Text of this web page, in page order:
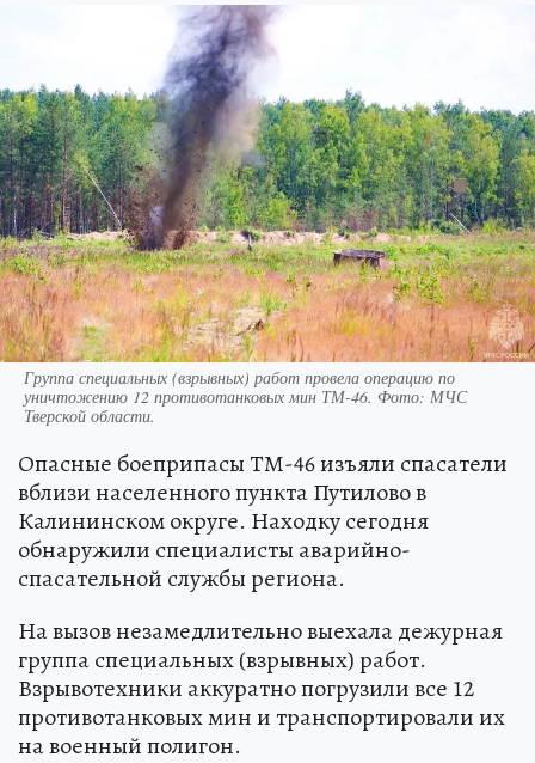
Группа специальных (взрывных) работ провела операцию по
уничтожению 12 противотанковых мин ТМ-46. Фото: МЧС
Тверской области.
Опасные боеприпасы ТМ-46 изъяли спасатели
вблизи населенного пункта Путилово в
Калининском округе. Находку сегодня
обнаружили специалисты аварийно-
спасательной службы региона.
На вызов незамедлительно выехала дежурная
группа специальных (взрывных) работ.
Взрывотехники аккуратно погрузили все 12
противотанковых мин и транспортировали их
на военный полигон.